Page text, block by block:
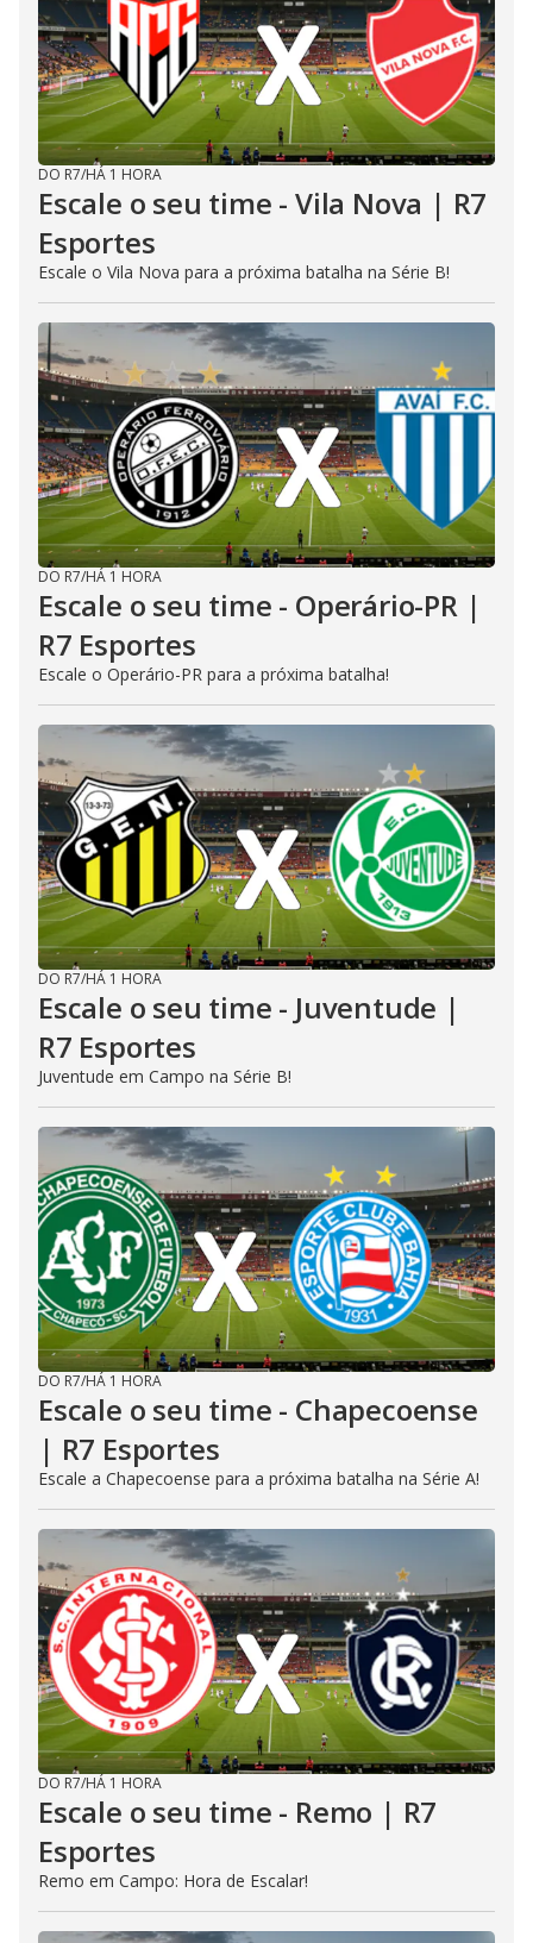
DO R7/HÁ 1 HORA
Escale o seu time - Vila Nova | R7
Esportes
Escale o Vila Nova para a próxima batalha na Série B!
DO R7/HÁ 1 HORA
Escale o seu time - Operário-PR |
R7 Esportes
Escale o Operário-PR para a próxima batalha!
DO R7/HÁ 1 HORA
Escale o seu time - Juventude |
R7 Esportes
Juventude em Campo na Série B!
DO R7/HÁ 1 HORA
Escale o seu time - Chapecoense
| R7 Esportes
Escale a Chapecoense para a próxima batalha na Série A!
DO R7/HÁ 1 HORA
Escale o seu time - Remo | R7
Esportes
Remo em Campo: Hora de Escalar!